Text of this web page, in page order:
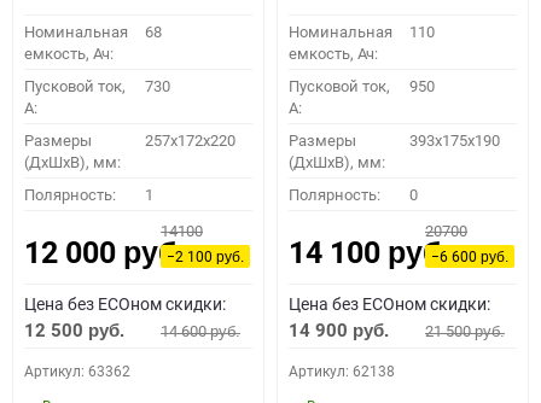
Номинальная
емкость, Ач:
68
Пусковой ток,
A:
730
Размеры
(ДхШхВ), мм:
257x172x220
Полярность: 1
12 000 руб.
14100
−2 100руб.
Цена без ECOном скидки:
12 500 руб. 14 600руб.
Артикул: 63362
Номинальная
емкость, Ач:
110
Пусковой ток,
A:
950
Размеры
(ДхШхВ), мм:
393x175x190
Полярность: 0
14 100 руб.
20700
−6 600руб.
Цена без ECOном скидки:
14 900 руб. 21 500руб.
Артикул: 62138